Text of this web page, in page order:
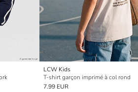
LCW Kids
T-shirt garçon imprimé à col rond
7.99 EUR